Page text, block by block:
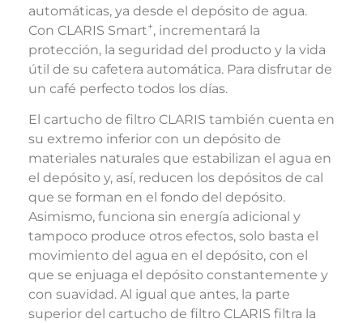
automáticas, ya desde el depósito de agua.
Con CLARIS Smart+, incrementará la
protección, la seguridad del producto y la vida
útil de su cafetera automática. Para disfrutar de
un café perfecto todos los días.
El cartucho de filtro CLARIS también cuenta en
su extremo inferior con un depósito de
materiales naturales que estabilizan el agua en
el depósito y, así, reducen los depósitos de cal
que se forman en el fondo del depósito.
Asimismo, funciona sin energía adicional y
tampoco produce otros efectos, solo basta el
movimiento del agua en el depósito, con el
que se enjuaga el depósito constantemente y
con suavidad. Al igual que antes, la parte
superior del cartucho de filtro CLARIS filtra la